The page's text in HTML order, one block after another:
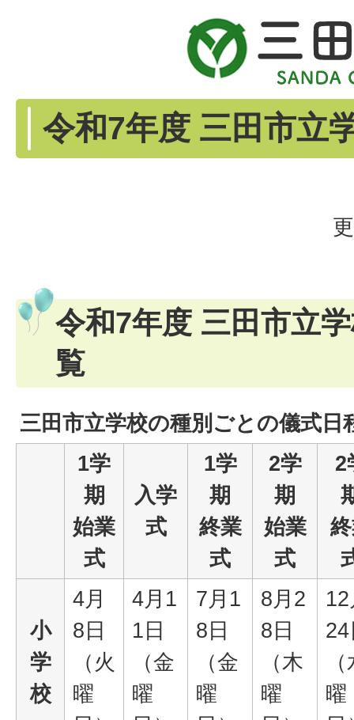
令和7年度 三田市立
令和7年度 三田市立
覧
三田市立学校の種別ごとの儀式日
1学
期
始業
式
入学
式
1学
期
終業
式
2学
期
始業
式
2
小
学
校
4月
8日
（火
曜
4月1
1日
（金
曜
7月1
8日
（金
曜
8月2
8日
（木
曜
曜